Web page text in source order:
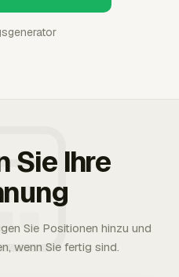
Sie Ihre
Sie Positionen hinzu und
wenn Sie fertig sind.